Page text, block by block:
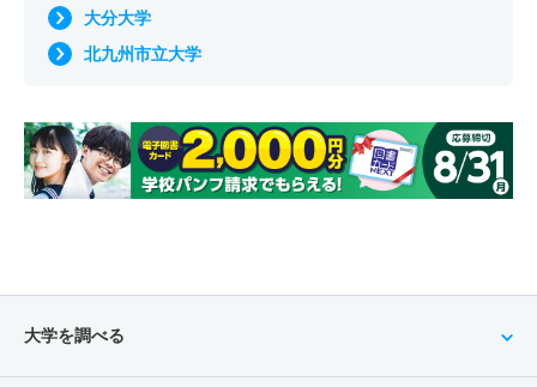
大分大学
北九州市立大学
大学を調べる